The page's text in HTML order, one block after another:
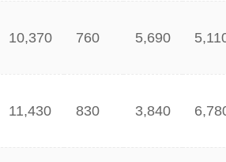
10,370 760 5,690
11,430 830 3,840